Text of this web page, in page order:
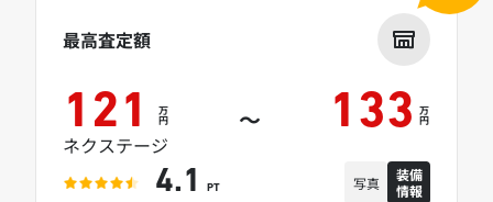
最高査定額
121 万
円 ～ 133 万
円
ネクステージ
4.1 PT 写真
装備
情報